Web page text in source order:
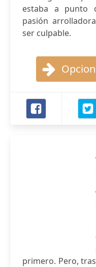
estaba a punto
pasión
ser culpable.
primero. Pero,